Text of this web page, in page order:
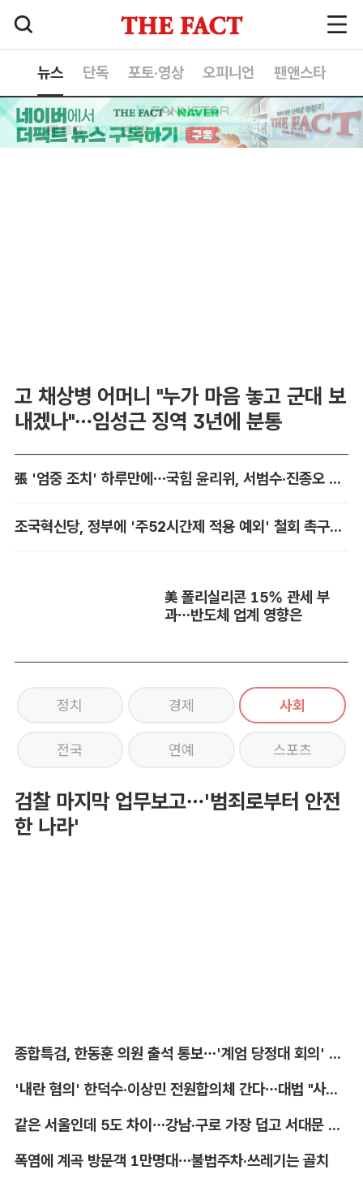
뉴스 단독 포토·영상 오피니언 팬앤스타
고 채상병 어머니 "누가 마음 놓고 군대 보
내겠나"…임성근 징역 3년에 분통
張 '엄중 조치' 하루만에…국힘 윤리위, 서범수·진종오 징계 착수
조국혁신당, 정부에 '주52시간제 적용 예외' 철회 촉구…"흥정 대상 아냐"
美 폴리실리콘 15% 관세 부
과…반도체 업계 영향은
정치 경제 사회
전국 연예 스포츠
검찰 마지막 업무보고…'범죄로부터 안전
한 나라'
종합특검, 한동훈 의원 출석 통보…'계엄 당정대 회의' 참고인
'내란 혐의' 한덕수·이상민 전원합의체 간다…대법 "사법적 평가 필요"
같은 서울인데 5도 차이…강남·구로 가장 덥고 서대문 낮다
폭염에 계곡 방문객 1만명대…불법주차·쓰레기는 골치